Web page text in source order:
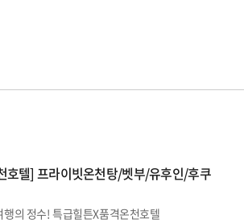
호텔] 프라이빗온천탕/벳부/유후인/후쿠
의 정수! 특급힐튼X품격온천호텔